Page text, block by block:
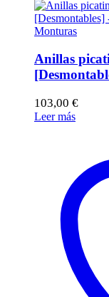
Monturas
Anillas
103,00 €
Leer más